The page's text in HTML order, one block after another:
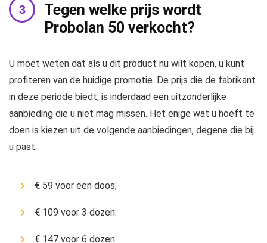
Tegen welke prijs wordt
Probolan 50 verkocht?
U moet weten dat als u dit product nu wilt kopen, u kunt
profiteren van de huidige promotie. De prijs die de fabrikant
in deze periode biedt, is inderdaad een uitzonderlijke
aanbieding die u niet mag missen. Het enige wat u hoeft te
doen is kiezen uit de volgende aanbiedingen, degene die bij
u past:
€ 59 voor een doos;
€ 109 voor 3 dozen:
€ 147 voor 6 dozen.